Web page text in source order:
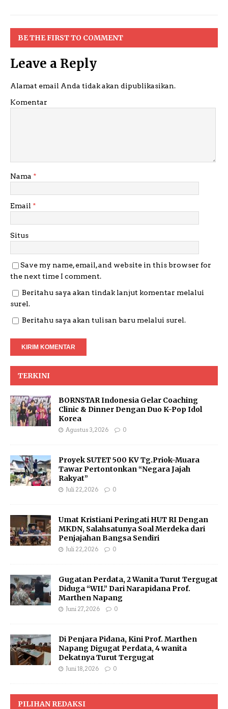
BE THE FIRST TO COMMENT
Leave a Reply
Alamat email Anda tidak akan dipublikasikan.
Komentar
Nama *
Email *
Situs
Save my name, email, and website in this browser for
the next time I comment.
Beritahu saya akan tindak lanjut komentar melalui
surel.
Beritahu saya akan tulisan baru melalui surel.
TERKINI
BORNSTAR Indonesia Gelar Coaching
Clinic & Dinner Dengan Duo K-Pop Idol
Korea
Agustus 3, 2026 0
Proyek SUTET 500 KV Tg.Priok-Muara
Tawar Pertontonkan “Negara Jajah
Rakyat”
Juli 22, 2026 0
Umat Kristiani Peringati HUT RI Dengan
MKDN, Salahsatunya Soal Merdeka dari
Penjajahan Bangsa Sendiri
Juli 22, 2026 0
Gugatan Perdata, 2 Wanita Turut Tergugat
Diduga “WIL” Dari Narapidana Prof.
Marthen Napang
Juni 27, 2026 0
Di Penjara Pidana, Kini Prof. Marthen
Napang Digugat Perdata, 4 wanita
Dekatnya Turut Tergugat
Juni 18, 2026 0
PILIHAN REDAKSI